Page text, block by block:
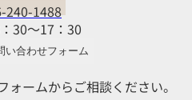
240-1488
30～17：30
い合わせフォーム
ームからご相談ください。